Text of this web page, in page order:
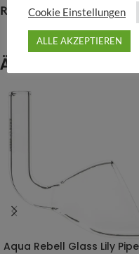
Rezensionen (0)
Ähnliche Produkte
Cookie Einstellungen
ALLE AKZEPTIEREN